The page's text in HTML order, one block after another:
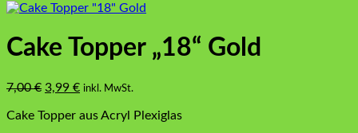
Cake Topper „18“ Gold
7,00€ Ursprünglicher
war:
3,99 €Aktueller
ist:
inkl. MwSt.
Cake Topper aus Acryl Plexiglas